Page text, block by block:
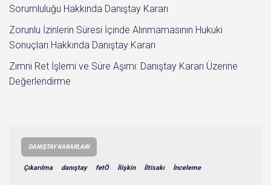
Sorumluluğu Hakkında Danıştay Kararı
Zorunlu İzinlerin Süresi İçinde Alınmamasının Hukuki
Sonuçları Hakkında Danıştay Kararı
Zımni Ret İşlemi ve Süre Aşımı: Danıştay Kararı Üzerine
Değerlendirme
DANIŞTAY KARARLARI
Çıkarılma danıştay fetÖ İlişkin İltisakı İnceleme